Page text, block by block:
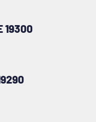
19300